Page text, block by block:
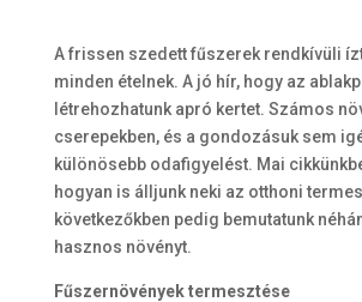
A frissen szedett fűszerek rendkívüli
minden ételnek. A jó hír, hogy az
létrehozhatunk apró kertet. Számos
cserepekben, és a gondozásuk sem
különösebb odafigyelést. Mai
hogyan is álljunk neki az otthoni
következőkben pedig bemutatunk
hasznos növényt.
Fűszernövények termesztése